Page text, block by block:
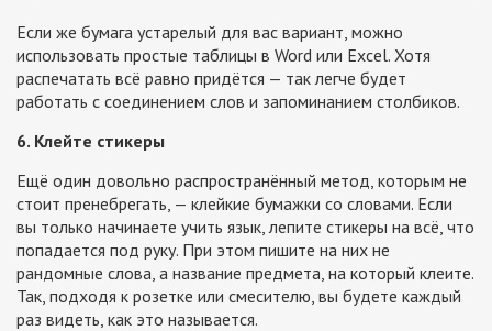
Если же бумага устарелый для вас вариант, можно
использовать простые таблицы в Word или Excel. Хотя
распечатать всё равно придётся — так легче будет
работать с соединением слов и запоминанием столбиков.
6. Клейте стикеры
Ещё один довольно распространённый метод, которым не
стоит пренебрегать, — клейкие бумажки со словами. Если
вы только начинаете учить язык, лепите стикеры на всё, что
попадается под руку. При этом пишите на них не
рандомные слова, а название предмета, на который клеите.
Так, подходя к розетке или смесителю, вы будете каждый
раз видеть, как это называется.